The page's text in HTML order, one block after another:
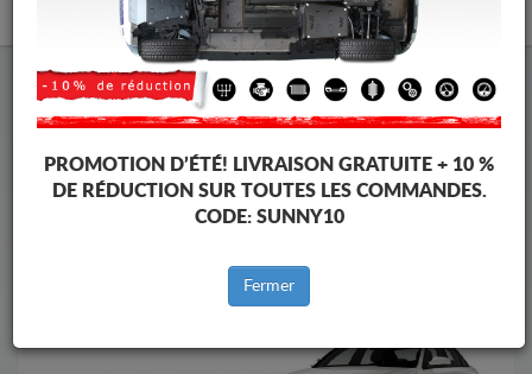
Protection Sous Moteur Audi
Protection Sous Moteur Audi Allroad
Marques
PROMOTION D’ÉTÉ! LIVRAISON GRATUITE + 10 %
DE RÉDUCTION SUR TOUTES LES COMMANDES.
CODE: SUNNY10
Fermer